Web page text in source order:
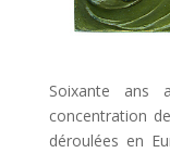
Soixante ans
concentration
déroulées en